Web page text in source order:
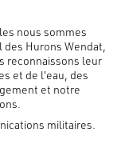
nous sommes
Hurons Wendat,
reconnaissons leur
et de l'eau, des
et notre
militaires.